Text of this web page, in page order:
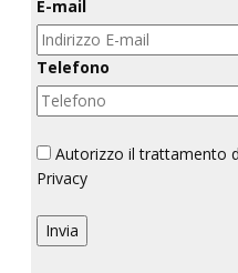
E-mail
Telefono
Autorizzo il trattamento
Privacy